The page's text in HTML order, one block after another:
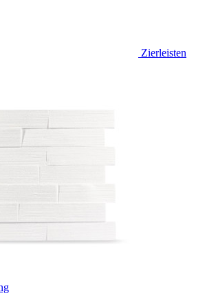
Zierleisten